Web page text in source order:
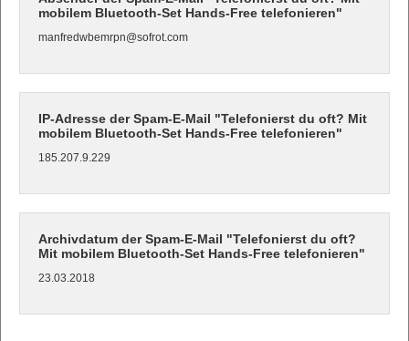
mobilem Bluetooth-Set Hands-Free telefonieren"
manfredwbemrpn@sofrot.com
IP-Adresse der Spam-E-Mail "Telefonierst du oft? Mit
mobilem Bluetooth-Set Hands-Free telefonieren"
185.207.9.229
Archivdatum der Spam-E-Mail "Telefonierst du oft?
Mit mobilem Bluetooth-Set Hands-Free telefonieren"
23.03.2018